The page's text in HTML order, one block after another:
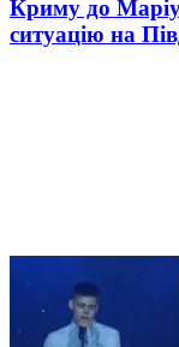
Криму до
ситуацію на